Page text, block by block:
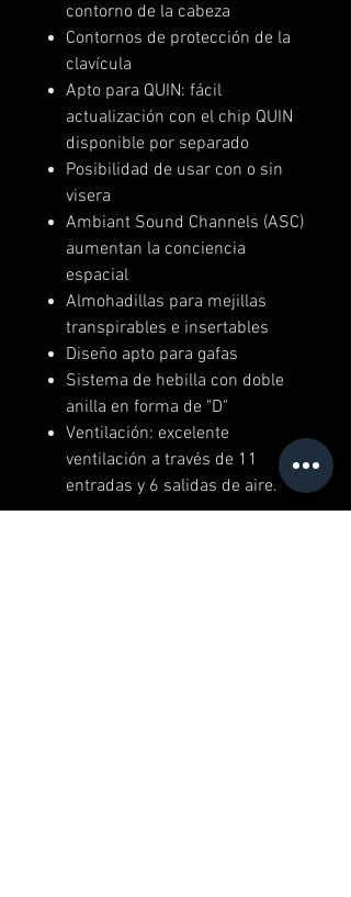
contorno de la cabeza
Contornos de protección de la
clavícula
Apto para QUIN: fácil
actualización con el chip QUIN
disponible por separado
Posibilidad de usar con o sin
visera
Ambiant Sound Channels (ASC)
aumentan la conciencia
espacial
Almohadillas para mejillas
transpirables e insertables
Diseño apto para gafas
Sistema de hebilla con doble
anilla en forma de "D"
Ventilación: excelente
ventilación a través de 11
entradas y 6 salidas de aire.